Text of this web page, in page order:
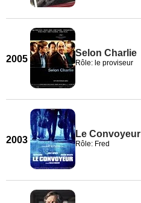
2005
Selon Charlie
Rôle: le proviseur
2003
Le Convoyeur
Rôle: Fred